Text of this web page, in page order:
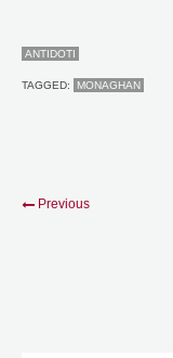
ANTIDOTI
TAGGED: MONAGHAN
Previous